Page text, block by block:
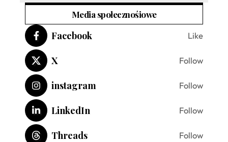
Media społecznośiowe
Facebook Like
X Follow
instagram Follow
LinkedIn Follow
Threads Follow